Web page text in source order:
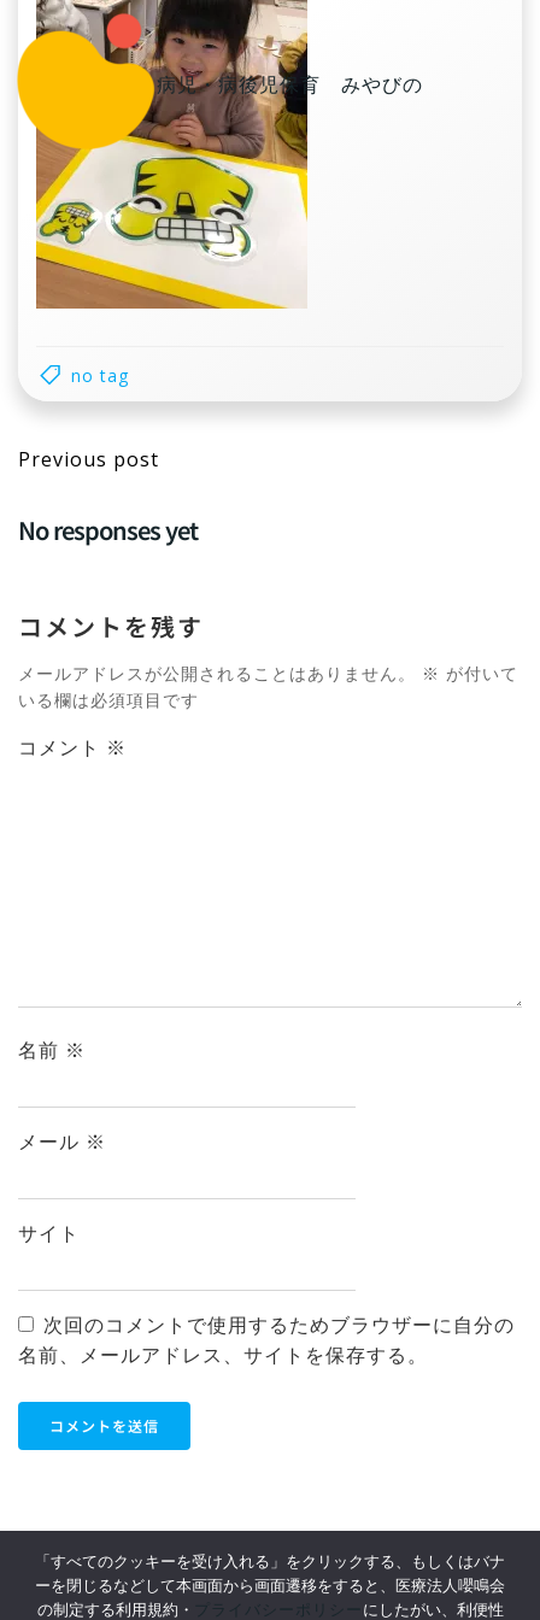
コ
ン
テ
ン
ツ
へ
病児・病後児保育 みやびの
no tag
Post
navigation
Previous post
No responses yet
コメントを残す
メールアドレスが公開されることはありません。 ※ が付いて
いる欄は必須項目です
コメント ※
名前 ※
メール ※
サイト
次回のコメントで使用するためブラウザーに自分の
名前、メールアドレス、サイトを保存する。
利用規約 Privacy Policy
「すべてのクッキーを受け入れる」をクリックする、もしくはバナ
ーを閉じるなどして本画面から画面遷移をすると、医療法人嚶鳴会
の制定する利用規約・
プライバシーポリシー にしたがい、利便性